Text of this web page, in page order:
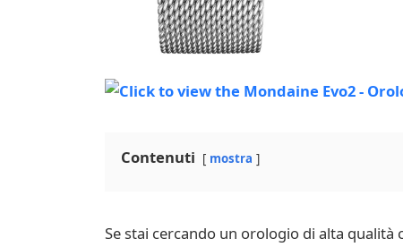
Contenuti mostra
Se stai cercando un orologio di alta qualità